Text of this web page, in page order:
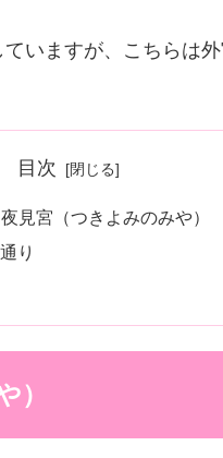
いますが、こちらは外
目次
見宮（つきよみのみや）
り
）